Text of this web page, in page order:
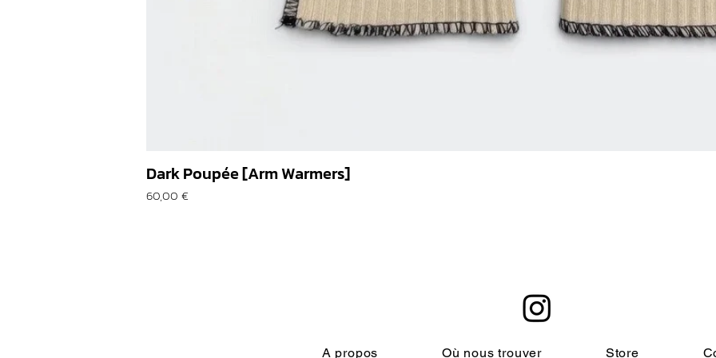
Dark Poupée [Arm Warmers]
Prix
60,00 €
A propos Où nous trouver Store